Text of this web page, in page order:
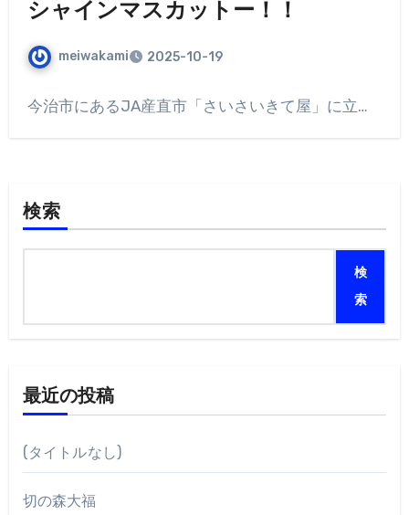
シャインマスカットー！！
meiwakami 2025-10-19
今治市にあるJA産直市「さいさいきて屋」に立…
検索
検
索
最近の投稿
(タイトルなし)
切の森大福